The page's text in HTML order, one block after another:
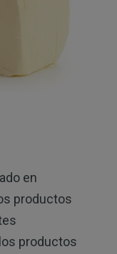
en
productos
productos